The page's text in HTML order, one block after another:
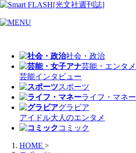
社会・政治
芸能・エンタメ
芸能インタビュー
スポーツ
ライフ・マネー
グラビア
アイドル大人のエンタメ
コミック
HOME >